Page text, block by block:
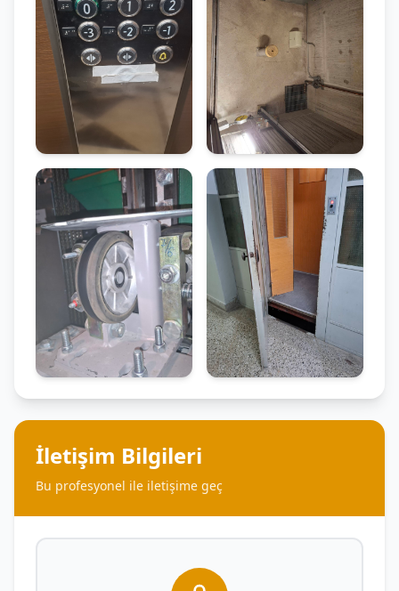
İletişim Bilgileri
Bu profesyonel ile iletişime geç